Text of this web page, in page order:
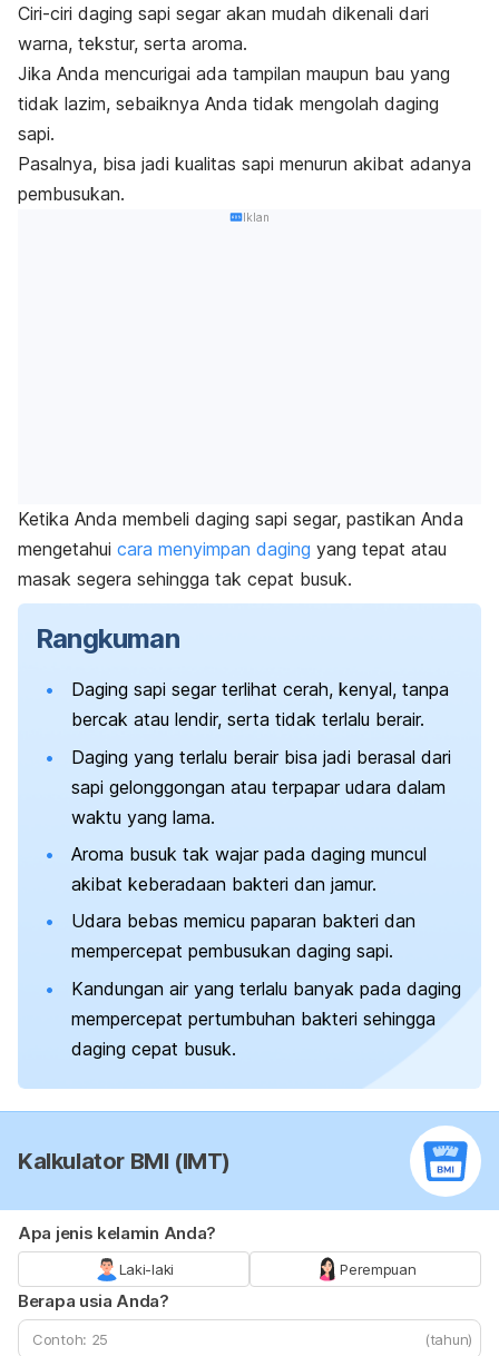
Ciri-ciri daging sapi segar akan mudah dikenali dari
warna, tekstur, serta aroma.
Jika Anda mencurigai ada tampilan maupun bau yang
tidak lazim, sebaiknya Anda tidak mengolah daging
sapi.
Pasalnya, bisa jadi kualitas sapi menurun akibat adanya
pembusukan.
Iklan
Ketika Anda membeli daging sapi segar, pastikan Anda
mengetahui cara menyimpan daging yang tepat atau
masak segera sehingga tak cepat busuk.
Rangkuman
Daging sapi segar terlihat cerah, kenyal, tanpa
bercak atau lendir, serta tidak terlalu berair.
Daging yang terlalu berair bisa jadi berasal dari
sapi gelonggongan atau terpapar udara dalam
waktu yang lama.
Aroma busuk tak wajar pada daging muncul
akibat keberadaan bakteri dan jamur.
Udara bebas memicu paparan bakteri dan
mempercepat pembusukan daging sapi.
Kandungan air yang terlalu banyak pada daging
mempercepat pertumbuhan bakteri sehingga
daging cepat busuk.
Kalkulator BMI (IMT)
Apa jenis kelamin Anda?
Laki-laki Perempuan
Berapa usia Anda?
(tahun)